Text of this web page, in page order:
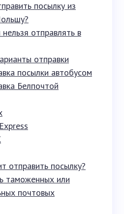
посылку из
отправлять в
отправки
посылки автобусом
Белпочтой
отправить посылку?
таможенных или
почтовых